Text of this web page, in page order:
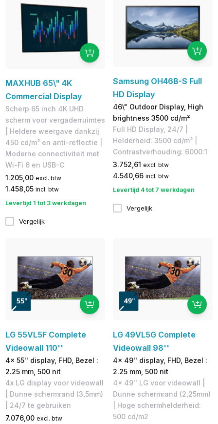
MAXHUB 65\" 4K
Commercial Display
Scherp 65 inch 4K UHD
scherm voor vergaderruimtes
| Heldere weergave dankzij
450 cd/m² en anti-reflectie |
Moderne connectiviteit met
Wi-Fi 6 en USB-C
1.205,00 excl. btw
1.458,05 incl. btw
Levertijd 1 tot 3 werkdagen
Vergelijk
Samsung OH46B-S Full
HD Display
46\" Outdoor Display, High
brightness 3500 cd/m²
Full HD Display, 24/7 |
Helderheid: 3500 cd/m² |
Contrastverhouding: 6000:1
3.752,61 excl. btw
4.540,66 incl. btw
Levertijd 4 tot 7 werkdagen
Vergelijk
LG 55VL5F Complete
Videowall 110''
4x 55'' display, FHD, Bezel :
2.25 mm, 500 nit
4x LG display voor videowall
| Dunne schermrand (3,5mm)
| 24/7 te gebruiken
7.076,00 excl. btw
LG 49VL5G Complete
Videowall 98''
4x 49'' display, FHD, Bezel :
2.25 mm, 500 nit
4x 49'' LG voor videowall |
Dunne schermrand (2,25mm)
| Hoge schermhelderheid:
500 cd/m2